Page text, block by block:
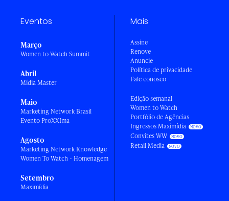
Eventos
Março
Women to Watch Summit
Abril
Mídia Master
Maio
Marketing Network Brasil
Evento ProXXIma
Agosto
Marketing Network Knowledge
Women To Watch - Homenagem
Setembro
Maximídia
Mais
Assine
Renove
Anuncie
Política de privacidade
Fale conosco
Edição semanal
Women to Watch
Portfólio de Agências
Ingressos Maximídia
Convites WW
Retail Media